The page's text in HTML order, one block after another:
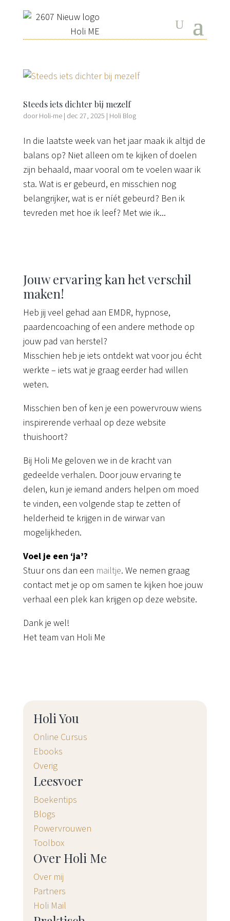
Steeds iets dichter bij mezelf
doorHoli-me| dec 27, 2025 | Holi Blog
In die laatste week van het jaar maak ik altijd de
balans op? Niet alleen om te kijken of doelen
zijn behaald, maar vooral om te voelen waar ik
sta. Wat is er gebeurd, en misschien nog
belangrijker, wat is er níét gebeurd? Ben ik
tevreden met hoe ik leef? Met wie ik...
Jouw ervaring kan het verschil
maken!
Heb jij veel gehad aan EMDR, hypnose,
paardencoaching of een andere methode op
jouw pad van herstel?
Misschien heb je iets ontdekt wat voor jou écht
werkte – iets wat je graag eerder had willen
weten.
Misschien ben of ken je een powervrouw wiens
inspirerende verhaal op deze website
thuishoort?
Bij Holi Me geloven we in de kracht van
gedeelde verhalen. Door jouw ervaring te
delen, kun je iemand anders helpen om moed
te vinden, een volgende stap te zetten of
helderheid te krijgen in de wirwar van
mogelijkheden.
Voel je een ‘ja’?
Stuur ons dan een mailtje. We nemen graag
contact met je op om samen te kijken hoe jouw
verhaal een plek kan krijgen op deze website.
Dank je wel!
Het team van Holi Me
Holi You
Online Cursus
Ebooks
Overig
Leesvoer
Boekentips
Blogs
Powervrouwen
Toolbox
Over Holi Me
Over mij
Partners
Holi Mail